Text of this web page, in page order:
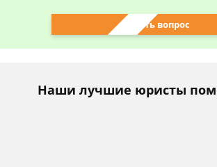
Задать вопрос
Наши лучшие юристы